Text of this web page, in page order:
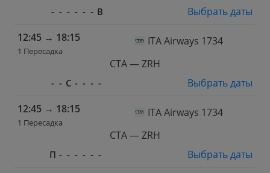
- - - - - - В
Выбрать даты
12:45 → 18:15
1 Пересадка
ITA Airways 1734
CTA — ZRH
- - С - - - -
Выбрать даты
12:45 → 18:15
1 Пересадка
ITA Airways 1734
CTA — ZRH
П - - - - - -
Выбрать даты